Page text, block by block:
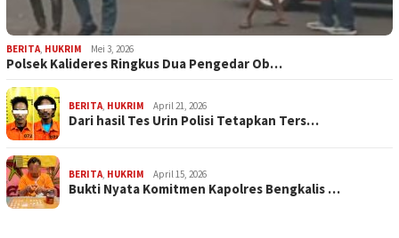
BERITA, HUKRIM Mei 3, 2026
Polsek Kalideres Ringkus Dua Pengedar Ob…
BERITA, HUKRIM April 21, 2026
Dari hasil Tes Urin Polisi Tetapkan Ters…
BERITA, HUKRIM April 15, 2026
Bukti Nyata Komitmen Kapolres Bengkalis …